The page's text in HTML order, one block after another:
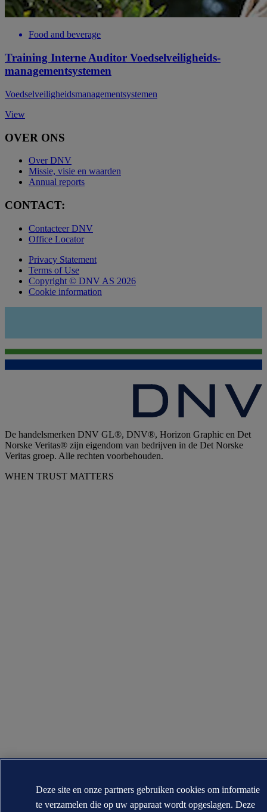
Food and beverage
Training Interne Auditor Voedselveiligheids-
managementsystemen
Voedselveiligheidsmanagementsystemen
View
OVER ONS
Over DNV
Missie, visie en waarden
Annual reports
CONTACT:
Contacteer DNV
Office Locator
Privacy Statement
Terms of Use
Copyright © DNV AS 2026
Cookie information
De handelsmerken DNV GL®, DNV®, Horizon Graphic en Det
Norske Veritas® zijn eigendom van bedrijven in de Det Norske
Veritas groep. Alle rechten voorbehouden.
WHEN TRUST MATTERS
Deze site en onze partners gebruiken cookies om informatie
te verzamelen die op uw apparaat wordt opgeslagen. Deze